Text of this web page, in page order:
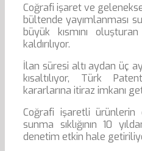
Coğrafi işaret ve
bültende yayımlanması
büyük kısmını
kaldırılıyor.
İlan süresi altı aydan üç
kısaltılıyor, Türk
kararlarına itiraz imkanı
Coğrafi işaretli ürünlerin
sunma sıklığının 10
denetim etkin hale